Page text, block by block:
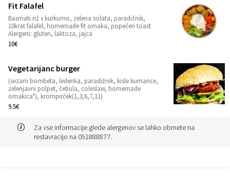
Fit Falafel
Basmati riž s kurkumo, zelena solata, paradižnik,
10krat falafel, homemade fit omaka, popečen toast
Alergeni: gluten, laktoza, jajca
10€
Vegetarijanc burger
(sezam bombeta, ledenka, paradižnik, kisle kumarice,
zelenjavni polpet, čebula, coleslaw, homemade
omakica*), krompirček(1,3,6,7,11)
9.5€
Za vse informacije glede alergenov se lahko obrnete na
restavracijo na 051888877.